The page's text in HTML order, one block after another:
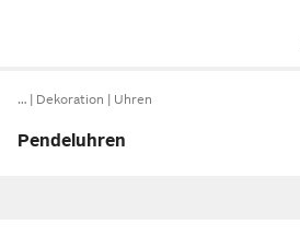
… Dekoration Uhren
Pendeluhren